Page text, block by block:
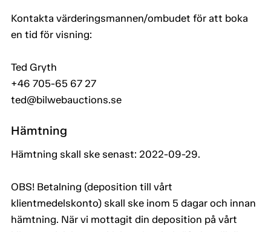
Kontakta värderingsmannen/ombudet för att boka
en tid för visning:
Ted Gryth
+46 705-65 67 27
ted@bilwebauctions.se
Hämtning
Hämtning skall ske senast: 2022-09-29.
OBS! Betalning (deposition till vårt
klientmedelskonto) skall ske inom 5 dagar och innan
hämtning. När vi mottagit din deposition på vårt